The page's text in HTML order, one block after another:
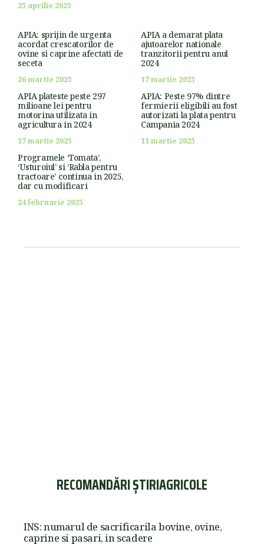
25 aprilie 2025
APIA: sprijin de urgenta
acordat crescatorilor de
ovine si caprine afectati de
seceta
26 martie 2025
APIA a demarat plata
ajutoarelor nationale
tranzitorii pentru anul
2024
17 martie 2025
APIA plateste peste 297
milioane lei pentru
motorina utilizata in
agricultura in 2024
17 martie 2025
APIA: Peste 97% dintre
fermierii eligibili au fost
autorizati la plata pentru
Campania 2024
11 martie 2025
Programele ‘Tomata’,
‘Usturoiul’ si ‘Rabla pentru
tractoare’ continua in 2025,
dar cu modificari
24 februarie 2025
RECOMANDĂRI ȘTIRIAGRICOLE
INS: numarul de sacrificarila bovine, ovine,
caprine si pasari, in scadere